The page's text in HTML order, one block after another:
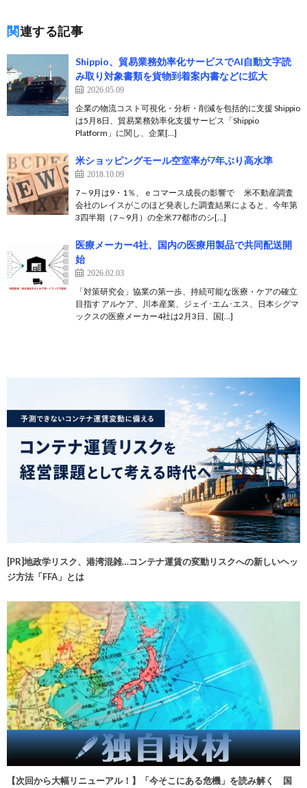
関連する記事
Shippio、貿易業務効率化サービスでAI自動文字読
み取り対象書類を貨物到着案内書などに拡大
2026.05.09
企業の物流コスト可視化・分析・削減を包括的に支援 Shippio
は5月8日、貿易業務効率化支援サービス「Shippio
Platform」に関し、企業[…]
米ショッピングモール空室率が7年ぶり高水準
2018.10.09
7～9月は9・1％、ｅコマース成長の影響で 米不動産調査
会社のレイスがこのほど発表した調査結果によると、今年第
3四半期（7～9月）の全米77都市のシ[…]
医療メーカー4社、国内の医療用製品で共同配送開
始
2026.02.03
「対策研究会」協業の第一歩、持続可能な医療・ケアの確立
目指す アルケア、川本産業、ジェイ･エム･エス、日本シグマ
ックスの医療メーカー4社は2月3日、国[…]
[PR]地政学リスク、港湾混雑…コンテナ運賃の変動リスクへの新しいヘッ
ジ方法「FFA」とは
【次回から大幅リニューアル！】「今そこにある危機」を読み解く 国